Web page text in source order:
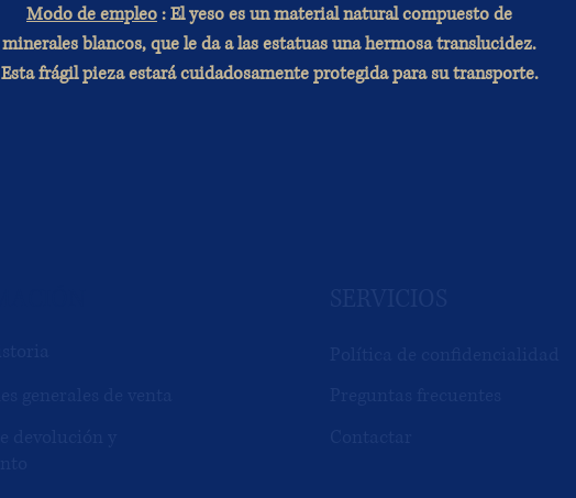
Modo de empleo: El yeso es un material natural compuesto de
minerales blancos, que le da a las estatuas una hermosa translucidez.
Esta frágil pieza estará cuidadosamente protegida para su transporte.